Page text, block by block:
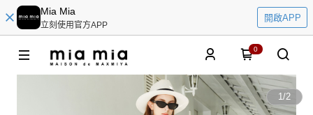
Mia Mia
立刻使用官方APP
開啟APP
0
1/2